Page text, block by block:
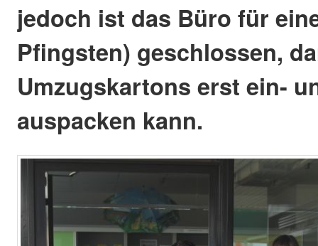
jedoch ist das Büro für
Pfingsten) geschlossen,
Umzugskartons erst ein-
auspacken kann.